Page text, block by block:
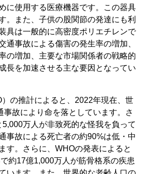
に使用する医療機器です。この器具
。また、子供の股関節の発達にも利
具は一般的に高密度ポリエチレンで
通事故による傷害の発生率の増加、
の増加、主要な市場関係者の戦略的
長を加速させる主な要因となってい
の推計によると、2022年現在、世
事故により命を落としています。さ
万人が非致死的な怪我を負って
事故による死亡者の約90%は低・中
す。さらに、WHOの発表によると
約17億1,000万人が筋骨格系の疾患